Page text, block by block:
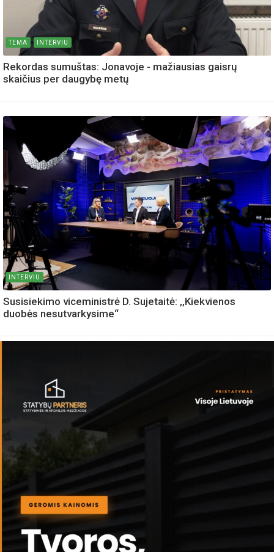
TEMA INTERVIU
Rekordas sumuštas: Jonavoje - mažiausias gaisrų
skaičius per daugybę metų
INTERVIU
Susisiekimo viceministrė D. Sujetaitė: ,,Kiekvienos
duobės nesutvarkysime“